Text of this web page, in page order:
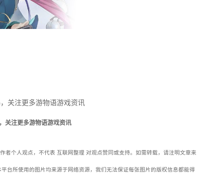
关注更多游物语游戏资讯
者个人观点，不代表 互联网整理 对观点赞同或支持。如需转载，请注明文章来
台所使用的图片均来源于网络资源，我们无法保证每张图片的版权信息都能得